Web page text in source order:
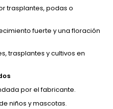
trasplantes, podas o
fuerte y una floración
trasplantes y cultivos en
por el fabricante.
niños y mascotas.